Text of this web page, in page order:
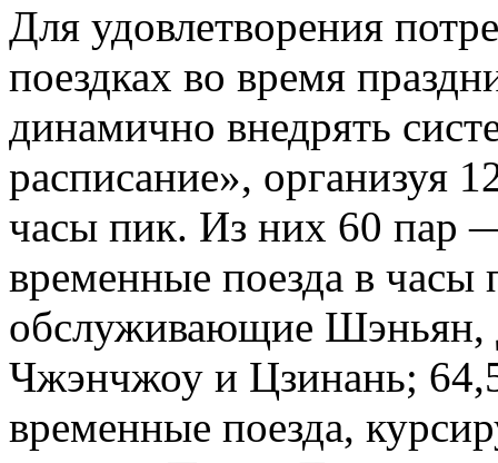
Для удовлетворения
поездках во время
динамично внедрять
расписание», организуя
часы пик. Из них 60 пар
временные поезда в часы
обслуживающие Шэньян,
Чжэнчжоу и Цзинань;
временные поезда,